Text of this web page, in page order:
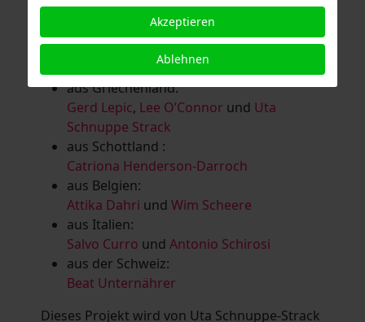
Lanzl,Heidrun MalComes,Christa Mayer-
Guntram Prochaska
Schaub,Vera Schaub,Birgit Schweimler &
Serge DevadderundRolf Thärichen
aus Griechenland:
Gerd Lepic, Lee O’Connor und Uta
Schnuppe Strack
aus Schottland :
Catriona Henderson-Darroch
aus Belgien:
Attika Dahri und Wim Scheere
aus Italien:
Salvo Curro und Antonio Schirosi
aus der Schweiz:
Beat Unternährer
Dieses Projekt wird von Uta Schnuppe-Strack
Akzeptieren
Ablehnen